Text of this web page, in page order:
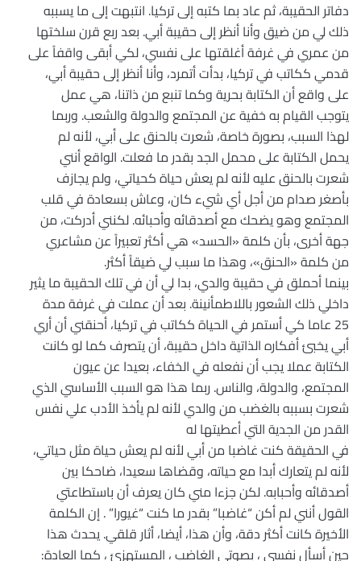
دفاتر الحقيبة، ثم عاد بما كتبه إلى تركيا. انتبهت إلى ما يسببه
ذلك لي من ضيق وأنا أنظر إلى حقيبة أبي. بعد ربع قرن سلختها
من عمري في غرفة أغلقتها على نفسي، لكي أبقى واقفاً على
قدمي ككاتب في تركيا، بدأت أتمرد، وأنا أنظر إلى حقيبة أبي،
على واقع أن الكتابة بحرية وكما تنبع من ذاتنا، هي عمل
يتوجب القيام به خفية عن المجتمع والدولة والشعب. وربما
لهذا السبب، بصورة خاصة، شعرت بالحنق على أبي، لأنه لم
يحمل الكتابة على محمل الجد بقدر ما فعلت. الواقع أنني
شعرت بالحنق عليه لأنه لم يعش حياة كحياتي، ولم يجازف
بأصغر صدام من أجل أي شيء كان، وعاش بسعادة في قلب
المجتمع وهو يضحك مع أصدقائه وأحبائه. لكنني أدركت، من
جهة أخرى، بأن كلمة «الحسد» هي أكثر تعبيراً عن مشاعري
من كلمة «الحنق»، وهذا ما سبب لي ضيقاً أكثر.
بينما أحملق في حقيبة والدي، بدا لي أن في تلك الحقيبة ما يثير
داخلي ذلك الشعور باللاطمأنينة. بعد أن عملت في غرفة مدة
25 عاما كي أستمر في الحياة ككاتب في تركيا، أحنقني أن أري
أبي يخبئ أفكاره الذاتية داخل حقيبة، أن يتصرف كما لو كانت
الكتابة عملا يجب أن نفعله في الخفاء، بعيدا عن عيون
المجتمع، والدولة، والناس. ربما هذا هو السبب الأساسي الذي
شعرت بسببه بالغضب من والدي لأنه لم يأخذ الأدب علي نفس
القدر من الجدية التي أعطيتها له
في الحقيقة كنت غاضبا من أبي لأنه لم يعش حياة مثل حياتي،
لأنه لم يتعارك أبدا مع حياته، وقضاها سعيدا، ضاحكا بين
أصدقائه وأحبابه. لكن جزءا مني كان يعرف أن باستطاعتي
القول أنني لم أكن “غاضبا” بقدر ما كنت “غيورا” . إن الكلمة
الأخيرة كانت أكثر دقة، وأن هذا، أيضا، أثار قلقي. يحدث هذا
حين أسأل نفسي ، بصوتي الغاضب ، المستهزئ ، كما العادة: